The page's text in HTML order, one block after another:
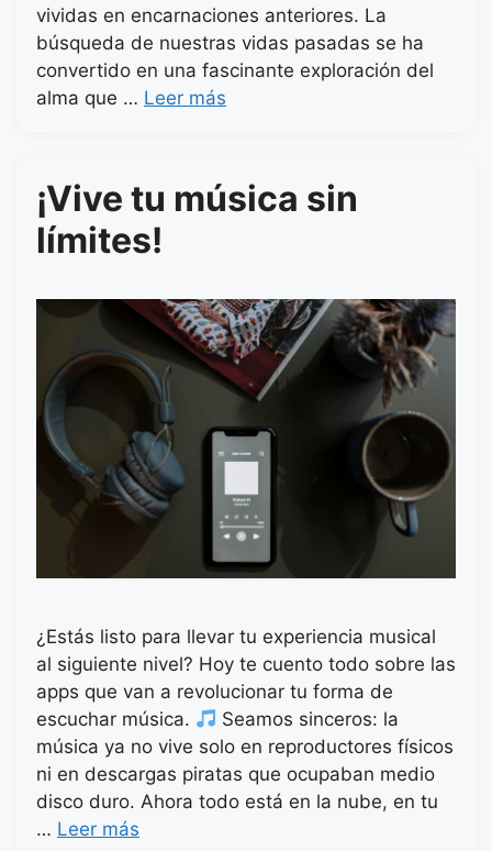
vividas en encarnaciones anteriores. La
búsqueda de nuestras vidas pasadas se ha
convertido en una fascinante exploración del
alma que … Leer más
¡Vive tu música sin
límites!
¿Estás listo para llevar tu experiencia musical
al siguiente nivel? Hoy te cuento todo sobre las
apps que van a revolucionar tu forma de
escuchar música.
Seamos sinceros: la
música ya no vive solo en reproductores físicos
ni en descargas piratas que ocupaban medio
disco duro. Ahora todo está en la nube, en tu
… Leer más